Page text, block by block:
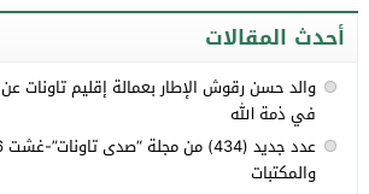
أحدث المقالات
في ذمة الله
والمكتبات